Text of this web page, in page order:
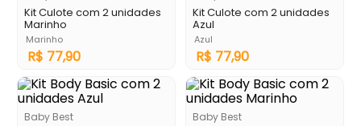
Kit Culote com 2 unidades
Marinho
Marinho
R$ 77,90
Kit Culote com 2 unidades
Azul
Azul
R$ 77,90
Baby Best Baby Best